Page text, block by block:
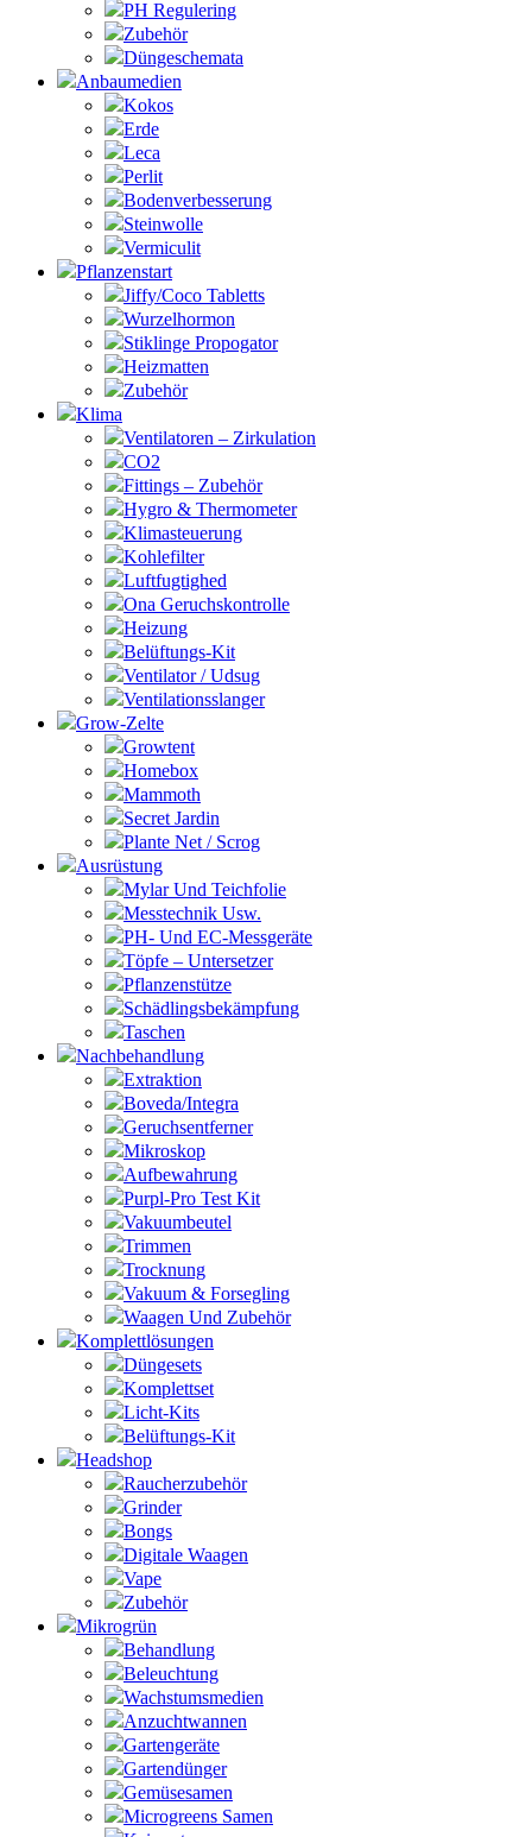
PH Regulering
Zubehör
Düngeschemata
Anbaumedien
Kokos
Erde
Leca
Perlit
Bodenverbesserung
Steinwolle
Vermiculit
Pflanzenstart
Jiffy/Coco Tabletts
Wurzelhormon
Stiklinge Propogator
Heizmatten
Zubehör
Klima
Ventilatoren – Zirkulation
CO2
Fittings – Zubehör
Hygro & Thermometer
Klimasteuerung
Kohlefilter
Luftfugtighed
Ona Geruchskontrolle
Heizung
Belüftungs-Kit
Ventilator / Udsug
Ventilationsslanger
Grow-Zelte
Growtent
Homebox
Mammoth
Secret Jardin
Plante Net / Scrog
Ausrüstung
Mylar Und Teichfolie
Messtechnik Usw.
PH- Und EC-Messgeräte
Töpfe – Untersetzer
Pflanzenstütze
Schädlingsbekämpfung
Taschen
Nachbehandlung
Extraktion
Boveda/Integra
Geruchsentferner
Mikroskop
Aufbewahrung
Purpl-Pro Test Kit
Vakuumbeutel
Trimmen
Trocknung
Vakuum & Forsegling
Waagen Und Zubehör
Komplettlösungen
Düngesets
Komplettset
Licht-Kits
Belüftungs-Kit
Headshop
Raucherzubehör
Grinder
Bongs
Digitale Waagen
Vape
Zubehör
Mikrogrün
Behandlung
Beleuchtung
Wachstumsmedien
Anzuchtwannen
Gartengeräte
Gartendünger
Gemüsesamen
Microgreens Samen